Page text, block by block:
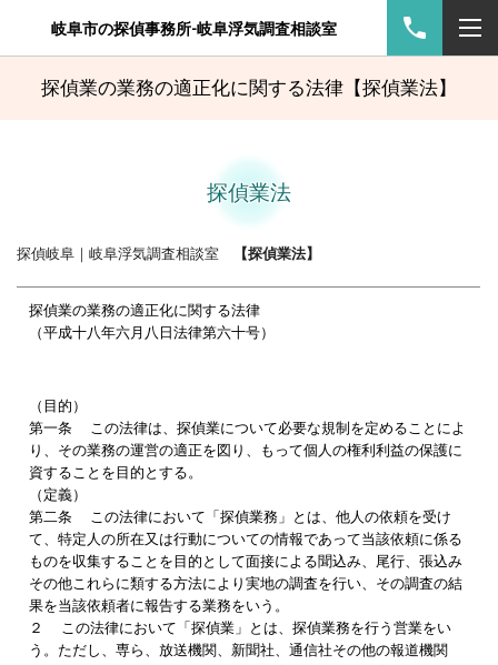
岐阜市の探偵事務所-岐阜浮気調査相談室
探偵業の業務の適正化に関する法律【探偵業法】
探偵業法
探偵岐阜｜岐阜浮気調査相談室 【探偵業法】
探偵業の業務の適正化に関する法律
（平成十八年六月八日法律第六十号）
（目的）
第一条 この法律は、探偵業について必要な規制を定めることによ
り、その業務の運営の適正を図り、もって個人の権利利益の保護に
資することを目的とする。
（定義）
第二条 この法律において「探偵業務」とは、他人の依頼を受け
て、特定人の所在又は行動についての情報であって当該依頼に係る
ものを収集することを目的として面接による聞込み、尾行、張込み
その他これらに類する方法により実地の調査を行い、その調査の結
果を当該依頼者に報告する業務をいう。
２ この法律において「探偵業」とは、探偵業務を行う営業をい
う。ただし、専ら、放送機関、新聞社、通信社その他の報道機関